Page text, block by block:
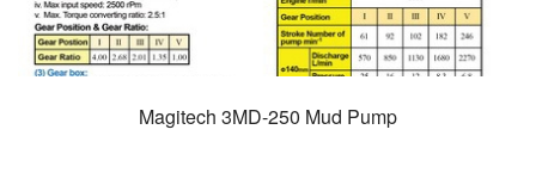
Magitech 3MD-250 Mud Pump